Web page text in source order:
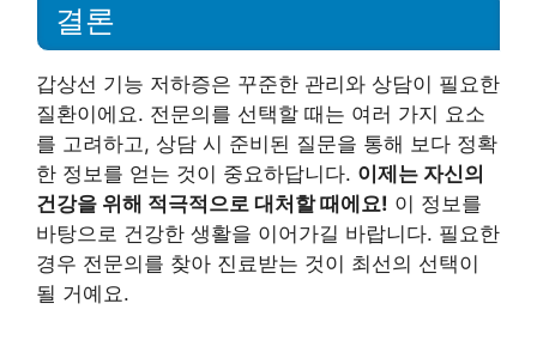
결론
갑상선 기능 저하증은 꾸준한 관리와 상담이 필요한
질환이에요. 전문의를 선택할 때는 여러 가지 요소
를 고려하고, 상담 시 준비된 질문을 통해 보다 정확
한 정보를 얻는 것이 중요하답니다. 이제는 자신의
건강을 위해 적극적으로 대처할 때에요! 이 정보를
바탕으로 건강한 생활을 이어가길 바랍니다. 필요한
경우 전문의를 찾아 진료받는 것이 최선의 선택이
될 거예요.